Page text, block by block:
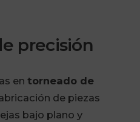
precisión
en torneado de
de piezas
bajo plano y